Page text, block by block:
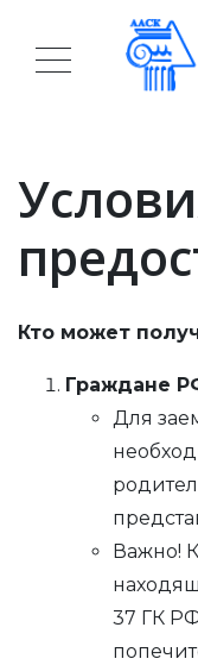
Кто может
Граждане
Для
Важно!
37 ГК